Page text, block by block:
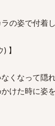
の姿で付着し
】
くなって隠
けた時に姿を